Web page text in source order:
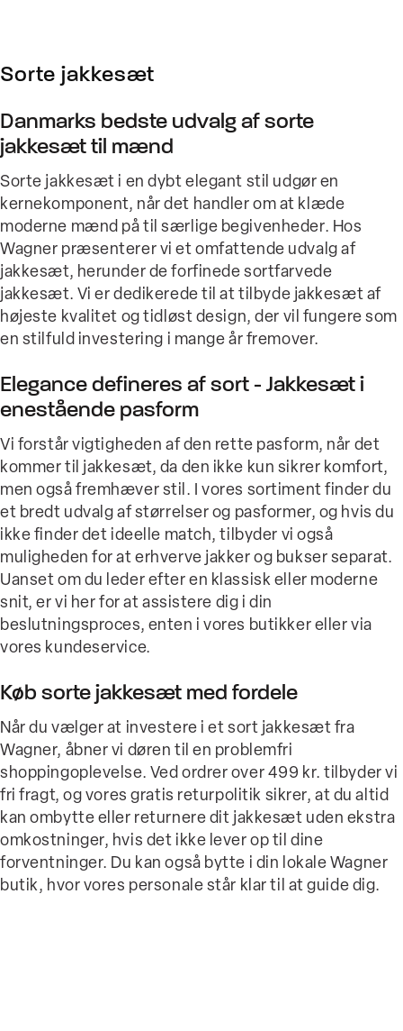
Sorte jakkesæt
Danmarks bedste udvalg af sorte
jakkesæt til mænd
Sorte jakkesæt i en dybt elegant stil udgør en
kernekomponent, når det handler om at klæde
moderne mænd på til særlige begivenheder. Hos
Wagner præsenterer vi et omfattende udvalg af
jakkesæt, herunder de forfinede sortfarvede
jakkesæt. Vi er dedikerede til at tilbyde jakkesæt af
højeste kvalitet og tidløst design, der vil fungere som
en stilfuld investering i mange år fremover.
Elegance defineres af sort - Jakkesæt i
enestående pasform
Vi forstår vigtigheden af den rette pasform, når det
kommer til jakkesæt, da den ikke kun sikrer komfort,
men også fremhæver stil. I vores sortiment finder du
et bredt udvalg af størrelser og pasformer, og hvis du
ikke finder det ideelle match, tilbyder vi også
muligheden for at erhverve jakker og bukser separat.
Uanset om du leder efter en klassisk eller moderne
snit, er vi her for at assistere dig i din
beslutningsproces, enten i vores butikker eller via
vores kundeservice.
Køb sorte jakkesæt med fordele
Når du vælger at investere i et sort jakkesæt fra
Wagner, åbner vi døren til en problemfri
shoppingoplevelse. Ved ordrer over 499 kr. tilbyder vi
fri fragt, og vores gratis returpolitik sikrer, at du altid
kan ombytte eller returnere dit jakkesæt uden ekstra
omkostninger, hvis det ikke lever op til dine
forventninger. Du kan også bytte i din lokale Wagner
butik, hvor vores personale står klar til at guide dig.